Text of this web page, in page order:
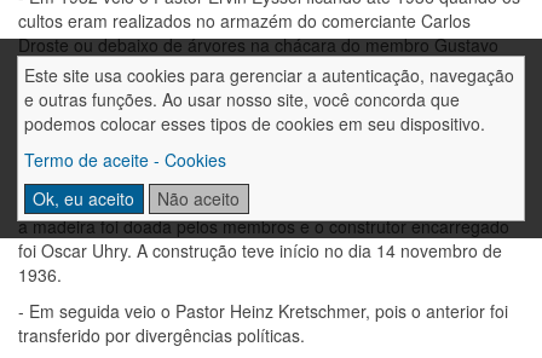
Este site usa cookies para gerenciar a autenticação, navegação
e outras funções. Ao usar nosso site, você concorda que
podemos colocar esses tipos de cookies em seu dispositivo.
Termo de aceite - Cookies
Ok, eu aceito
Não aceito
cultos eram realizados no armazém do comerciante Carlos
Droste ou debaixo de árvores na chácara do membro Gustavo
Isenhagem.
- Em 05 de maio 1935 foi fundada a OASE.
- A comunidade já possuía um lote para a construção da Igreja e
outro foi comprado pela OASE.
- O desenho da Igreja foi feito pelo engenheiro Bertholdo Kristen,
a madeira foi doada pelos membros e o construtor encarregado
foi Oscar Uhry. A construção teve início no dia 14 novembro de
1936.
- Em seguida veio o Pastor Heinz Kretschmer, pois o anterior foi
transferido por divergências políticas.